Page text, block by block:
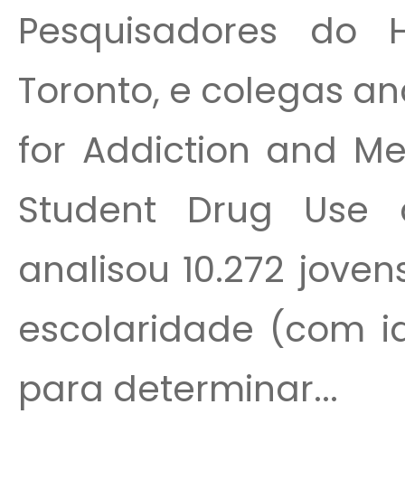
Pesquisadores do
Toronto, e colegas
for Addiction and
Student Drug Use
analisou 10.272
escolaridade (com
para determinar...